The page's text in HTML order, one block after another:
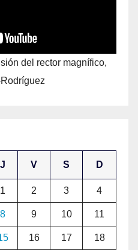
del rector magnífico,
J V S D
1 2 3 4
8 9 10 11
16 17 18